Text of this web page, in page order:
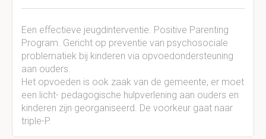
Een effectieve jeugdinterventie. Positive Parenting
Program. Gericht op preventie van psychosociale
problematiek bij kinderen via opvoedondersteuning
aan ouders.
Het opvoeden is ook zaak van de gemeente, er moet
een licht- pedagogische hulpverlening aan ouders en
kinderen zijn georganiseerd. De voorkeur gaat naar
triple-P.